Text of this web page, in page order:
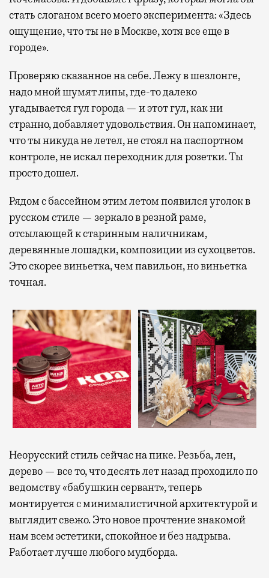
стать слоганом всего моего эксперимента: «Здесь
ощущение, что ты не в Москве, хотя все еще в
городе».
Проверяю сказанное на себе. Лежу в шезлонге,
надо мной шумят липы, где-то далеко
угадывается гул города — и этот гул, как ни
странно, добавляет удовольствия. Он напоминает,
что ты никуда не летел, не стоял на паспортном
контроле, не искал переходник для розетки. Ты
просто дошел.
Рядом с бассейном этим летом появился уголок в
русском стиле — зеркало в резной раме,
отсылающей к старинным наличникам,
деревянные лошадки, композиции из сухоцветов.
Это скорее виньетка, чем павильон, но виньетка
точная.
Неорусский стиль сейчас на пике. Резьба, лен,
дерево — все то, что десять лет назад проходило по
ведомству «бабушкин сервант», теперь
монтируется с минималистичной архитектурой и
выглядит свежо. Это новое прочтение знакомой
нам всем эстетики, спокойное и без надрыва.
Работает лучше любого мудборда.